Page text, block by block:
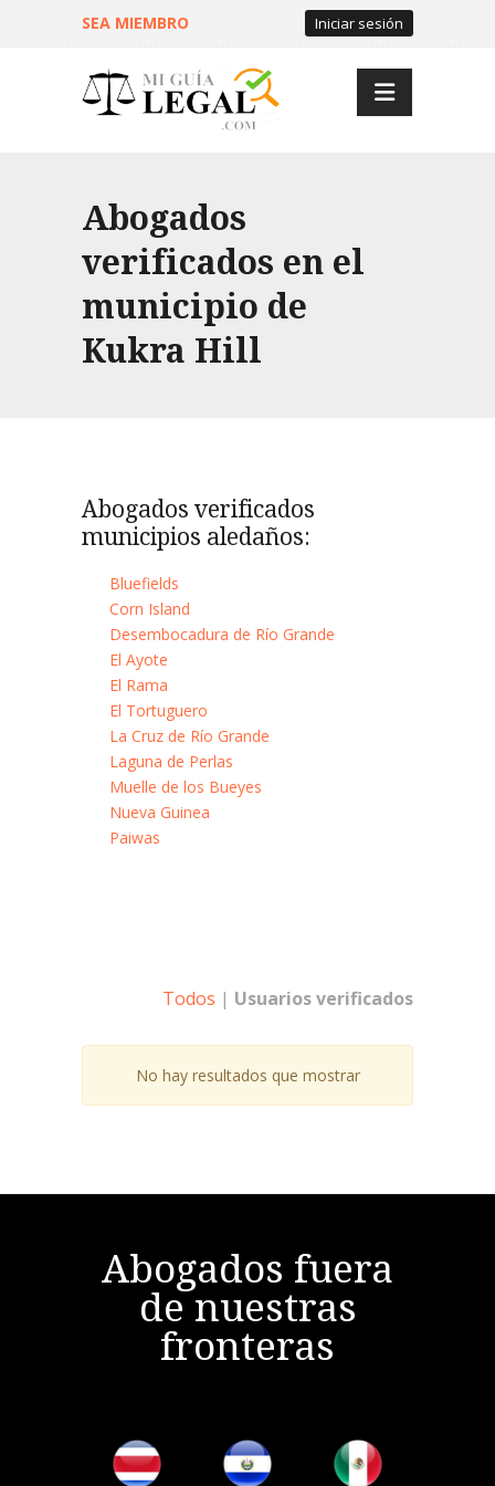
SEA MIEMBRO Iniciar sesión
Abogados
verificados en el
municipio de
Kukra Hill
Abogados verificados
municipios aledaños:
Bluefields
Corn Island
Desembocadura de Río Grande
El Ayote
El Rama
El Tortuguero
La Cruz de Río Grande
Laguna de Perlas
Muelle de los Bueyes
Nueva Guinea
Paiwas
Todos | Usuarios verificados
No hay resultados que mostrar
Abogados fuera
de nuestras
fronteras